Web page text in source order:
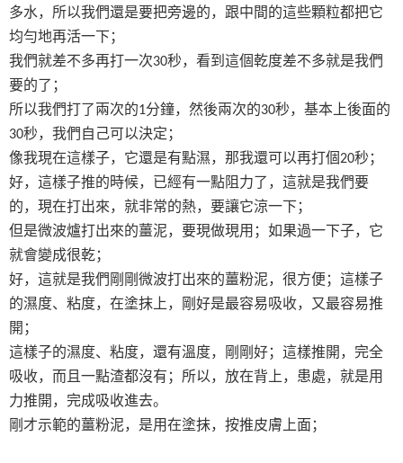
多水，所以我們還是要把旁邊的，跟中間的這些顆粒都把它
均勻地再活一下；
我們就差不多再打一次30秒，看到這個乾度差不多就是我們
要的了；
所以我們打了兩次的1分鐘，然後兩次的30秒，基本上後面的
30秒，我們自己可以決定；
像我現在這樣子，它還是有點濕，那我還可以再打個20秒；
好，這樣子推的時候，已經有一點阻力了，這就是我們要
的，現在打出來，就非常的熱，要讓它涼一下；
但是微波爐打出來的薑泥，要現做現用；如果過一下子，它
就會變成很乾；
好，這就是我們剛剛微波打出來的薑粉泥，很方便；這樣子
的濕度、粘度，在塗抹上，剛好是最容易吸收，又最容易推
開；
這樣子的濕度、粘度，還有溫度，剛剛好；這樣推開，完全
吸收，而且一點渣都沒有；所以，放在背上，患處，就是用
力推開，完成吸收進去。
剛才示範的薑粉泥，是用在塗抹，按推皮膚上面；